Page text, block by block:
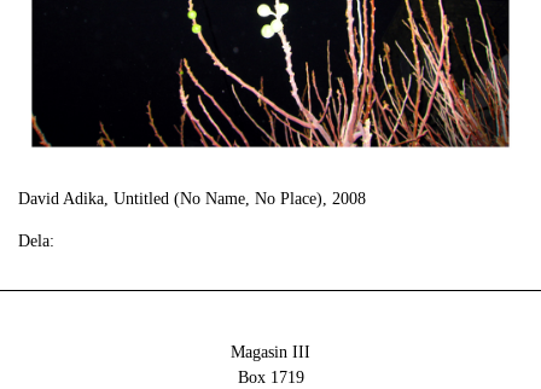
David Adika, Untitled (No Name, No Place), 2008
Dela:
Magasin III
Box 1719